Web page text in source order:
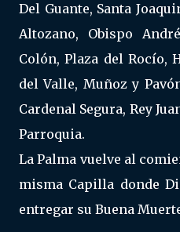
Del Guante, Santa
Altozano, Obispo
Colón, Plaza del Rocío,
del Valle, Muñoz y
Cardenal Segura, Rey
Parroquia.
La Palma vuelve al
misma Capilla donde
entregar su Buena